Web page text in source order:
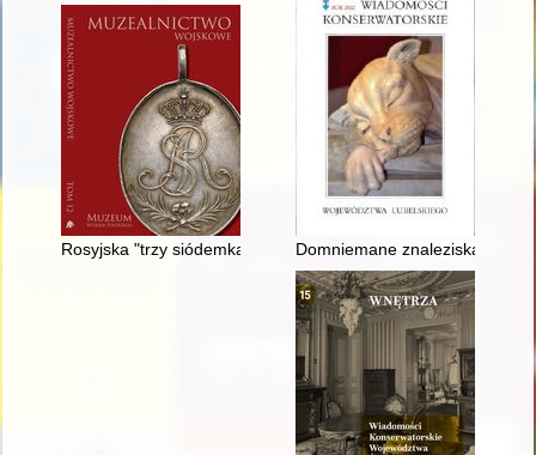
Rosyjska "trzy siódemka" : karabin skałkowy wz. 1808 ze
Domniemane znaleziska